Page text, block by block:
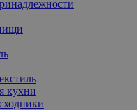
кухни